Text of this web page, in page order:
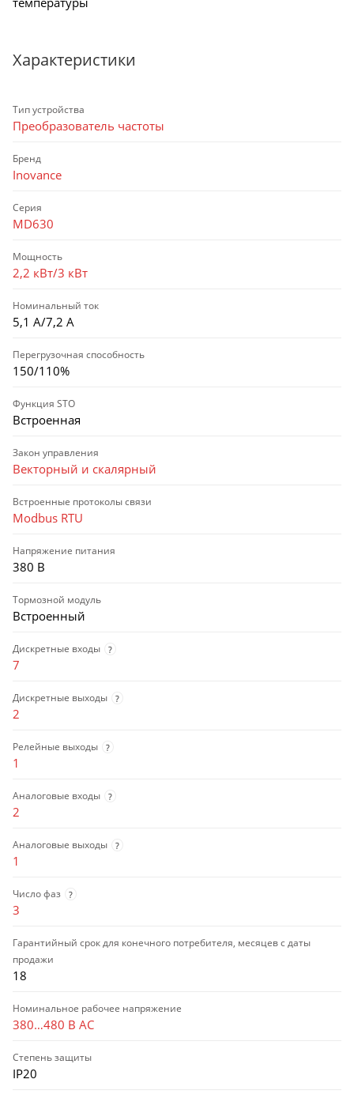
Характеристики
Тип устройства
Преобразователь частоты
Бренд
Inovance
Серия
MD630
Мощность
2,2 кВт/3 кВт
Номинальный ток
5,1 А/7,2 А
Перегрузочная способность
150/110%
Функция STO
Встроенная
Закон управления
Векторный и скалярный
Встроенные протоколы связи
Modbus RTU
Напряжение питания
380 В
Тормозной модуль
Встроенный
Дискретные входы ?
7
Дискретные выходы ?
2
Релейные выходы ?
1
Аналоговые входы ?
2
Аналоговые выходы ?
1
Число фаз ?
3
Гарантийный срок для конечного потребителя, месяцев с даты
продажи
18
Номинальное рабочее напряжение
380…480 В AC
Степень защиты
IP20